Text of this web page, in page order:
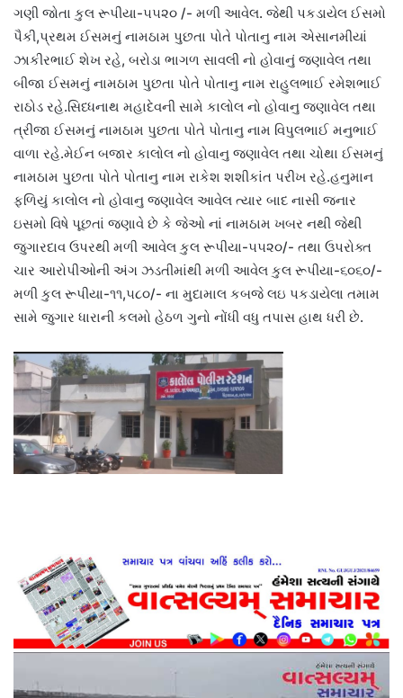
ગણી જોતા કુલ રૂપીયા-૫૫૨૦ /- મળી આવેલ. જેથી પકડાયેલ ઈસમો
પૈકી,પ્રથમ ઈસમનું નામઠામ પુછતા પોતે પોતાનુ નામ એસાનમીયાં
ઝાકીરભાઈ શેખ રહે, બરોડા ભાગળ સાવલી નો હોવાનું જણાવેલ તથા
બીજા ઈસમનું નામઠામ પુછતા પોતે પોતાનુ નામ રાહુલભાઈ રમેશભાઈ
રાઠોડ રહે.સિધ્ધનાથ મહાદેવની સામે કાલોલ નો હોવાનુ જણાવેલ તથા
ત્રીજા ઈસમનું નામઠામ પુછતા પોતે પોતાનુ નામ વિપુલભાઈ મનુભાઈ
વાળા રહે.મેઈન બજાર કાલોલ નો હોવાનુ જણાવેલ તથા ચોથા ઈસમનું
નામઠામ પુછતા પોતે પોતાનુ નામ રાકેશ શશીકાંત પરીખ રહે.હનુમાન
ફળિયું કાલોલ નો હોવાનુ જણાવેલ આવેલ ત્યાર બાદ નાસી જનાર
ઇસમો વિષે પૂછતાં જણાવે છે કે જેઓ નાં નામઠામ ખબર નથી જેથી
જુગારદાવ ઉપરથી મળી આવેલ કુલ રૂપીયા-૫૫૨૦/- તથા ઉપરોક્ત
ચાર આરોપીઓની અંગ ઝડતીમાંથી મળી આવેલ કુલ રૂપીયા-૬૦૬૦/-
મળી કુલ રૂપીયા-૧૧,૫૮૦/- ના મુદામાલ કબજે લઇ પકડાયેલા તમામ
સામે જુગાર ધારાની કલમો હેઠળ ગુનો નોંધી વધુ તપાસ હાથ ધરી છે.